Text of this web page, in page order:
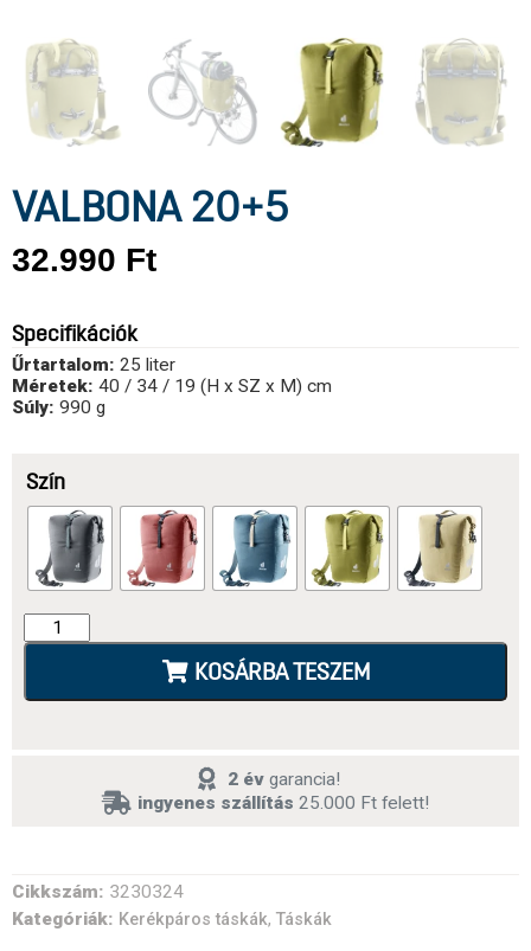
VALBONA 20+5
32.990 Ft
Specifikációk
Űrtartalom: 25 liter
Méretek: 40 / 34 / 19 (H x SZ x M) cm
Súly: 990 g
Szín
KOSÁRBA TESZEM
2 évgarancia!
ingyenes szállítás 25.000 Ft felett!
Cikkszám: 3230324
Kategóriák: Kerékpáros táskák, Táskák